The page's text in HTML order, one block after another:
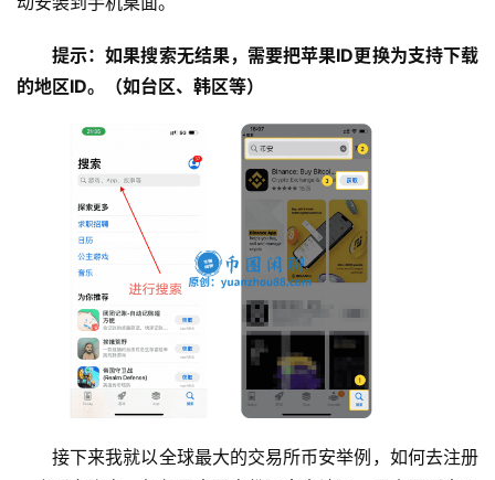
提示：如果搜索无结果，需要把苹果ID更换为支持下载
的地区ID。（如台区、韩区等）
接下来我就以全球最大的交易所币安举例，如何去注册